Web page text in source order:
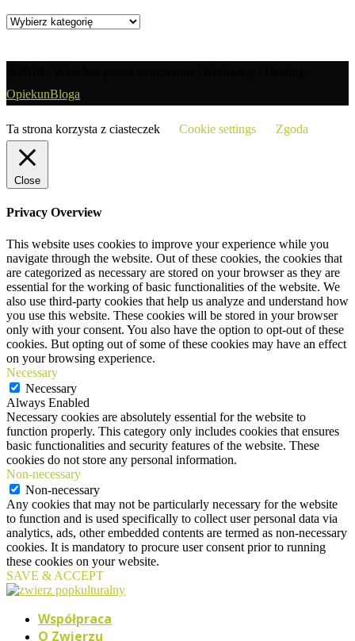
Wyszukaj
OpiekunBloga
Ta strona korzysta z ciasteczek Cookie settings Zgoda
Close
Privacy Overview
This website uses cookies to improve your experience while you
navigate through the website. Out of these cookies, the cookies that
are categorized as necessary are stored on your browser as they are
essential for the working of basic functionalities of the website. We
also use third-party cookies that help us analyze and understand how
you use this website. These cookies will be stored in your browser
only with your consent. You also have the option to opt-out of these
cookies. But opting out of some of these cookies may have an effect
on your browsing experience.
Necessary
Necessary
Always Enabled
Necessary cookies are absolutely essential for the website to
function properly. This category only includes cookies that ensures
basic functionalities and security features of the website. These
cookies do not store any personal information.
Non-necessary
Non-necessary
Any cookies that may not be particularly necessary for the website
to function and is used specifically to collect user personal data via
analytics, ads, other embedded contents are termed as non-necessary
cookies. It is mandatory to procure user consent prior to running
these cookies on your website.
SAVE & ACCEPT
Współpraca
O Zwierzu